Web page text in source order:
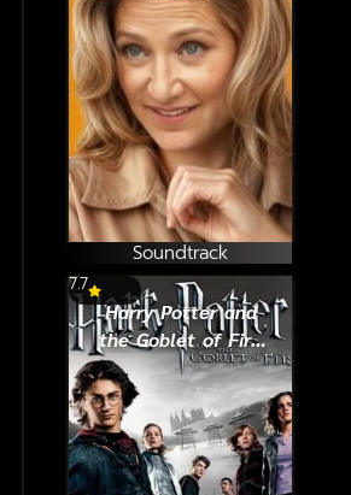
Soundtrack
7.7
Harry Potter and
the Goblet of Fire
(2005) แฮร์รี่ พอต
เตอร์กับถ้วยอัคนี